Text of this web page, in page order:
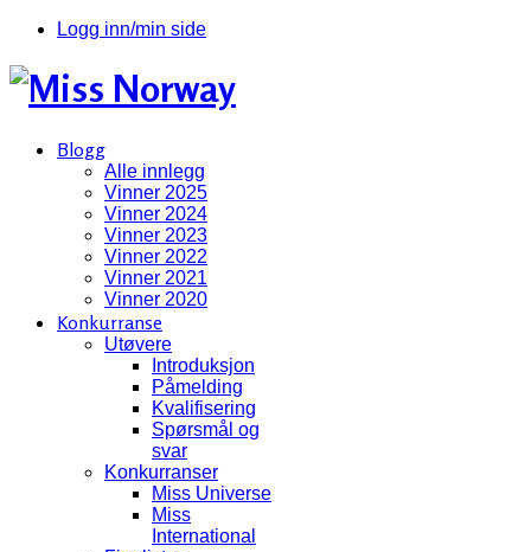
Logg inn/min side
Blogg
Alle innlegg
Vinner 2025
Vinner 2024
Vinner 2023
Vinner 2022
Vinner 2021
Vinner 2020
Konkurranse
Utøvere
Introduksjon
Påmelding
Kvalifisering
Spørsmål og
svar
Konkurranser
Miss Universe
Miss
International